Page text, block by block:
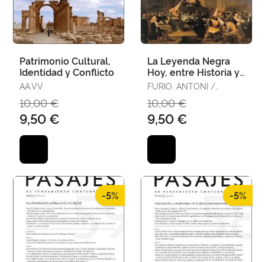
Patrimonio Cultural,
Identidad y Conflicto
AA.VV.
10,00 €
9,50 €
La Leyenda Negra
Hoy, entre Historia y
Política
FURIO, ANTONI /
10,00 €
9,50 €
-5% -5%